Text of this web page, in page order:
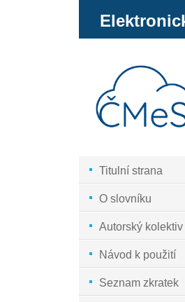
Titulní strana
O slovníku
Autorský kolektiv
Návod k použití
Seznam zkratek